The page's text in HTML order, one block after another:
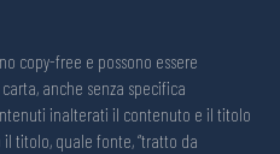
copy-free e possono essere
anche senza specifica
inalterati il contenuto e il titolo
titolo, quale fonte, “tratto da